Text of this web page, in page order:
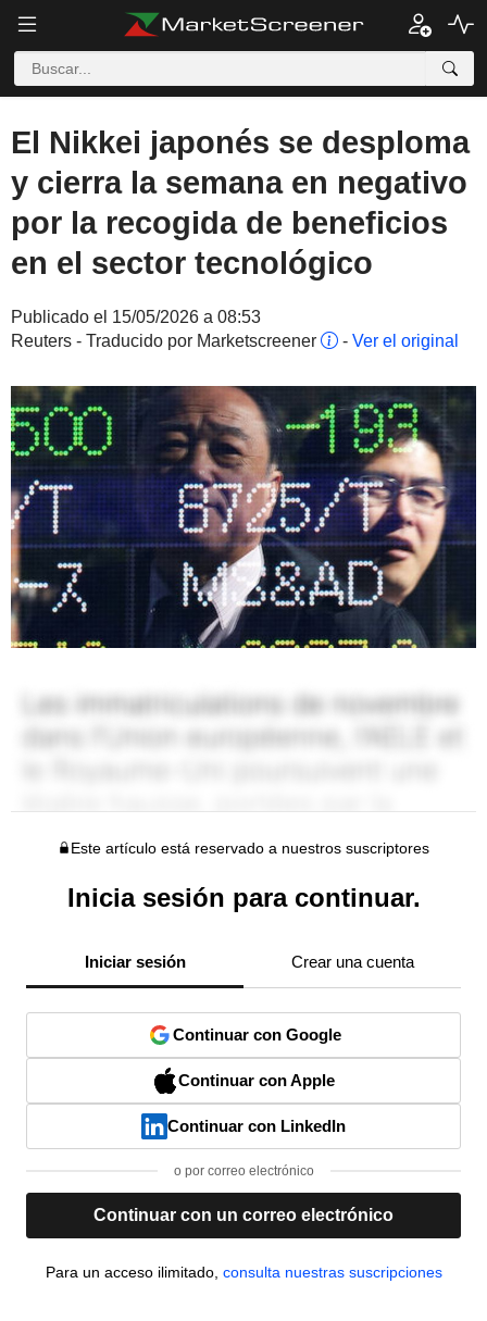
El Nikkei japonés se desploma
y cierra la semana en negativo
por la recogida de beneficios
en el sector tecnológico
Publicado el 15/05/2026 a 08:53
Reuters - Traducido por Marketscreener
- Ver el original
Este artículo está reservado a nuestros suscriptores
Inicia sesión para continuar.
Iniciar sesión Crear una cuenta
Continuar con Google
Continuar con Apple
Continuar con LinkedIn
o por correo electrónico
Continuar con un correo electrónico
Para un acceso ilimitado, consulta nuestras suscripciones